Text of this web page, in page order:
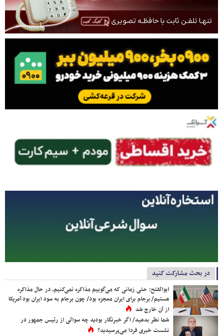
در بحث مشارکت کنید
ابوالفتح: حتی زمانی که می‌گوییم مذاکره نمی‌کنیم، در حال مذاکره
هستیم/ برجام برای ایران معجزه بود/ چون برجام به سود ایران بود آمریکا
از آن خارج شد
شما نظر بدهید/ اگر خبرنگار بودید چه سوالی از رئیس جمهور در
نشست خبری فردا می‌پرسیدید؟